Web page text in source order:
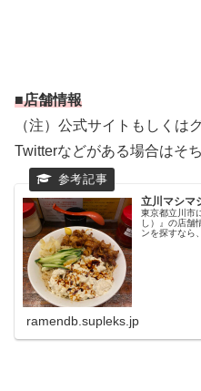
■店舗情報
（注）公式サイトもしくは
Twitterなどがある場合はそ
立川マシマ
東京都立川市
し）』の店舗
ンを探すなら
ramendb.supleks.jp